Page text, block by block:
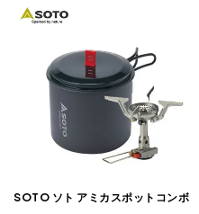
SOTO ソト アミカスポットコンボ